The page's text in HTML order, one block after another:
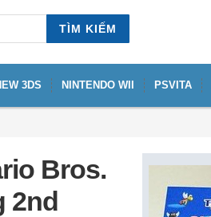
TÌM KIẾM
3DS NINTENDO WII PSVITA
Bros.
2nd